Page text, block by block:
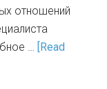
отношений
… [Read